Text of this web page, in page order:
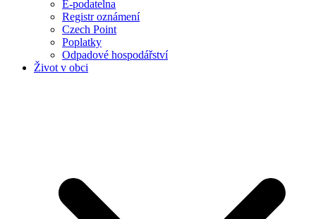
E-podatelna
Registr oznámení
Czech Point
Poplatky
Odpadové hospodářství
Život v obci